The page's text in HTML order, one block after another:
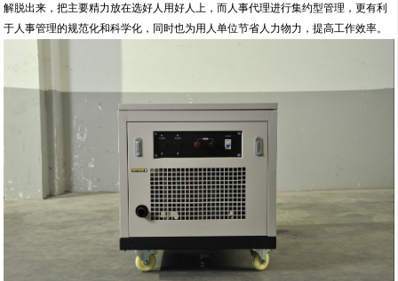
解脱出来，把主要精力放在选好人用好人上，而人事代理进行集约型管理，更有利
于人事管理的规范化和科学化，同时也为用人单位节省人力物力，提高工作效率。